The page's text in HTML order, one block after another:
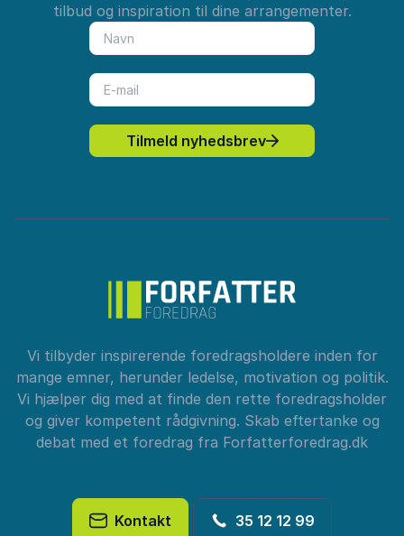
tilbud og inspiration til dine arrangementer.
Tilmeld nyhedsbrev
Vi tilbyder inspirerende foredragsholdere inden for
mange emner, herunder ledelse, motivation og politik.
Vi hjælper dig med at finde den rette foredragsholder
og giver kompetent rådgivning. Skab eftertanke og
debat med et foredrag fra Forfatterforedrag.dk
Kontakt 35 12 12 99